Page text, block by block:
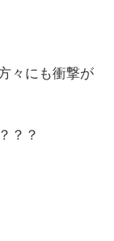
々にも衝撃が
？？